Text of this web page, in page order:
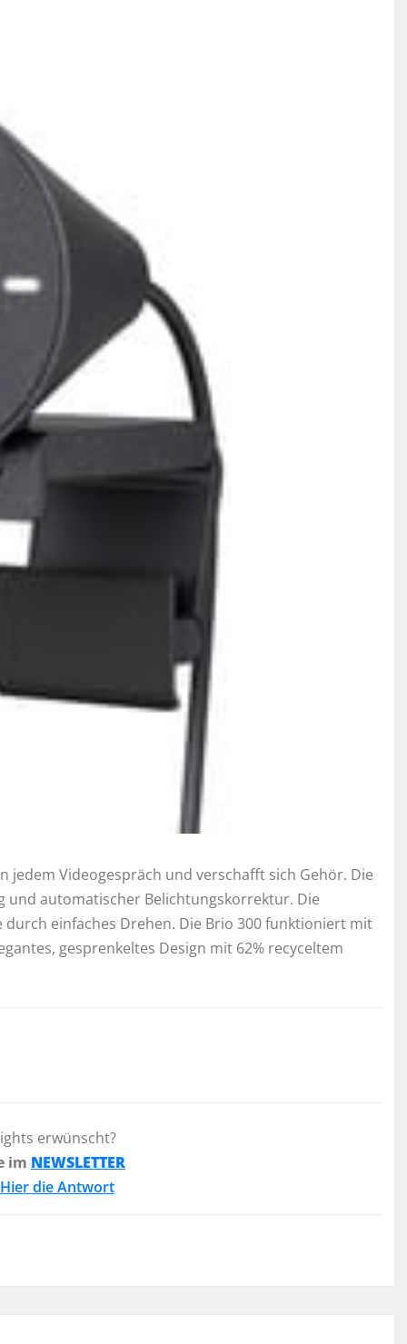
jedem Videogespräch und verschafft sich Gehör. Die
und automatischer Belichtungskorrektur. Die
einfaches Drehen. Die Brio 300 funktioniert mit
gesprenkeltes Design mit 62% recyceltem
erwünscht?
im NEWSLETTER
Hier die Antwort